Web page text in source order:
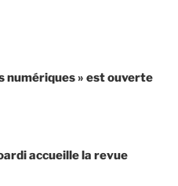
numériques » est ouverte
accueille la revue